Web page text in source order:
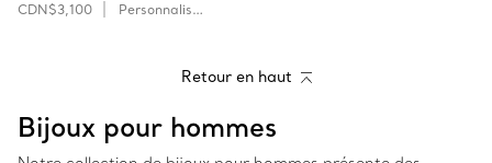
CDN$3,100
Personnaliser
Retour en haut
Bijoux pour hommes